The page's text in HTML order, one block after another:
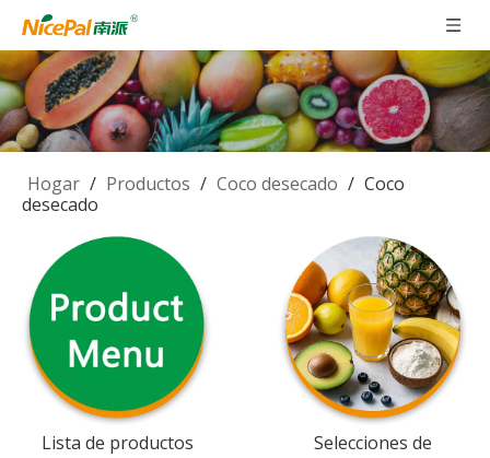
Hogar / Productos / Coco desecado / Coco
desecado
Lista de productos
Selecciones de